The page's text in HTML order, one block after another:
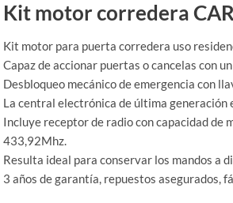
Kit motor corredera
Kit motor para puerta corredera uso
Capaz de accionar puertas o cancelas con
Desbloqueo mecánico de emergencia con
La central electrónica de última
Incluye receptor de radio con capacidad de
433,92Mhz.
Resulta ideal para conservar los mandos a
3 años de garantía, repuestos asegurados,